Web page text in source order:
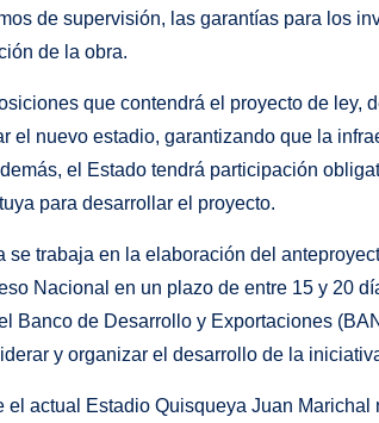
de supervisión, las garantías para los
de la obra.
que contendrá el proyecto de ley,
el nuevo estadio, garantizando que la
el Estado tendrá participación
para desarrollar el proyecto.
se trabaja en la elaboración del
Nacional en un plazo de entre 15 y 20
Banco de Desarrollo y Exportaciones
y organizar el desarrollo de la
el actual Estadio Quisqueya Juan